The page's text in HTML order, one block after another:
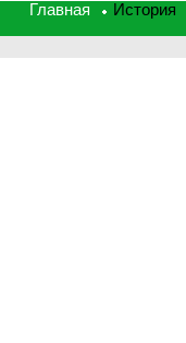
Главная История